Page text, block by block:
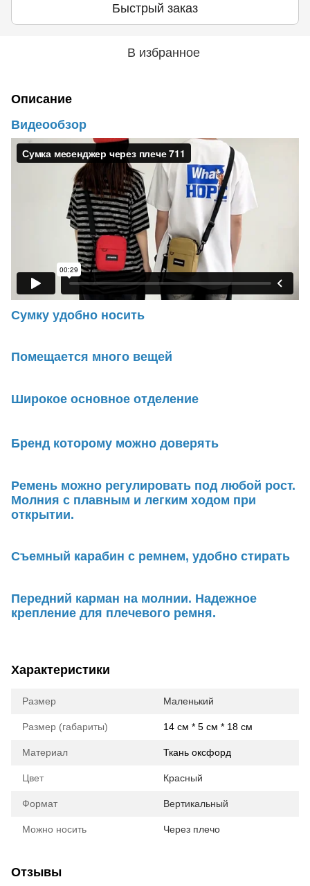
Быстрый заказ
В избранное
Описание
Видеообзор
Сумку удобно носить
Помещается много вещей
Широкое основное отделение
Бренд которому можно доверять
Ремень можно регулировать под любой рост.
Молния с плавным и легким ходом при
открытии.
Съемный карабин с ремнем, удобно стирать
Передний карман на молнии. Надежное
крепление для плечевого ремня.
Характеристики
Размер Маленький
Размер (габариты) 14 см * 5 см * 18 см
Материал Ткань оксфорд
Цвет Красный
Формат Вертикальный
Можно носить Через плечо
Отзывы